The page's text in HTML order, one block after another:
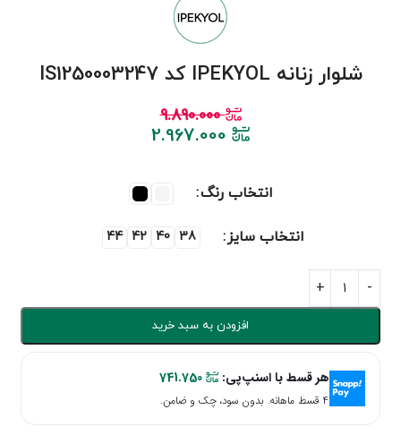
شلوار زنانه IPEKYOL کد IS1250003247
9.890.000
2.967.000
انتخاب رنگ
انتخاب سایز 38
40
42
44
افزودن به سبد خرید
هر قسط با اسنپ‌پی: 741.750
۴ قسط ماهانه. بدون سود، چک و ضامن.